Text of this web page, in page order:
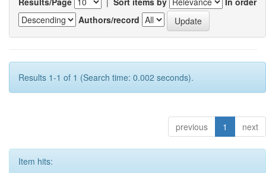
Authors/record
Results 1-1 of 1 (Search time: 0.002 seconds).
previous 1 next
Item hits: